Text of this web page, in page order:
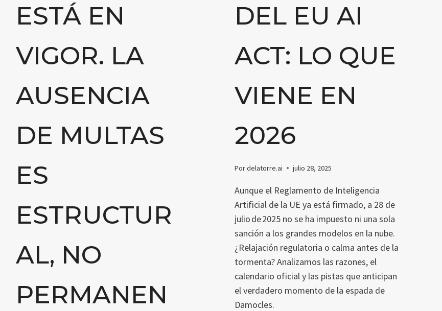
ESTÁ EN
VIGOR. LA
AUSENCIA
DE MULTAS
ES
ESTRUCTUR
AL, NO
PERMANEN
DEL EU AI
ACT: LO QUE
VIENE EN
2026
Pordelatorre.ai julio 28, 2025
Aunque el Reglamento de Inteligencia
Artificial de la UE ya está firmado, a 28 de
julio de 2025 no se ha impuesto ni una sola
sanción a los grandes modelos en la nube.
¿Relajación regulatoria o calma antes de la
tormenta? Analizamos las razones, el
calendario oficial y las pistas que anticipan
el verdadero momento de la espada de
Damocles.